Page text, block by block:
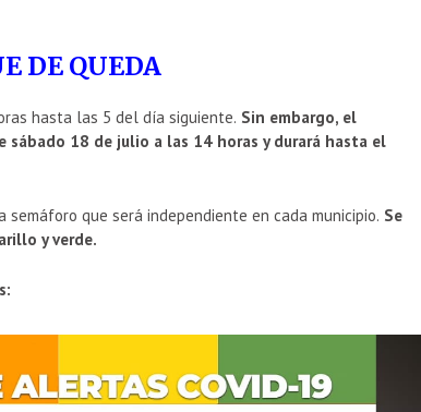
DE QUEDA
hasta las 5 del día siguiente. Sin embargo, el
18 de julio a las 14 horas y durará hasta el
que será independiente en cada municipio. Se
y verde.